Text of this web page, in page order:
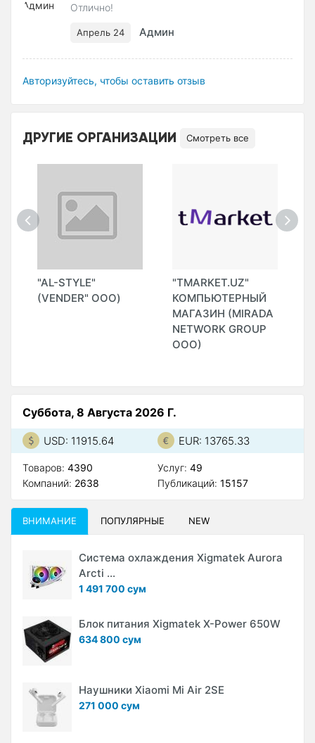
Отлично!
Апрель 24 Админ
Авторизуйтесь, чтобы оставить отзыв
ДРУГИЕ ОРГАНИЗАЦИИ Смотреть все
"AL-STYLE"
(VENDER" ООО)
"TMARKET.UZ"
КОМПЬЮТЕРНЫЙ
МАГАЗИН (MIRADA
NETWORK GROUP
ООО)
Суббота, 8 Августа 2026 Г.
USD: 11915.64 EUR: 13765.33
Товаров: 4390
Компаний: 2638
Услуг: 49
Публикаций: 15157
ВНИМАНИЕ ПОПУЛЯРНЫЕ NEW
Система охлаждения Xigmatek Aurora
Arcti ...
1 491 700 сум
Блок питания Xigmatek X-Power 650W
634 800 сум
Наушники Xiaomi Mi Air 2SE
271 000 сум